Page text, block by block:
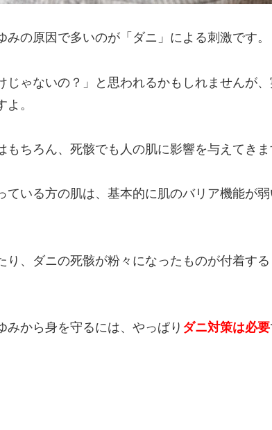
みの原因で多いのが 「ダニ」による刺激です。
じゃないの？」と思われるかもしれませんが
。
もちろん、死骸でも人の肌に影響を与えてきま
ている方の肌は、基本的に肌のバリア機能が
り、ダニの死骸が粉々になったものが付着す
みから身を守るには、やっぱり ダニ対策は必要